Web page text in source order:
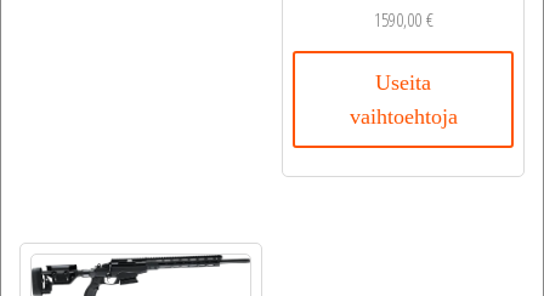
1590,00€
Useita
vaihtoehtoja